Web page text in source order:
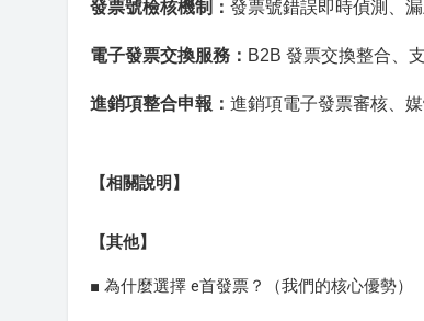
發票號檢核機制： 發票號錯誤即時偵測、漏
電子發票交換服務： B2B 發票交換整合、
進銷項整合申報： 進銷項電子發票審核、
【相關說明】
【其他】
■ 為什麼選擇 e首發票？（我們的核心優勢）